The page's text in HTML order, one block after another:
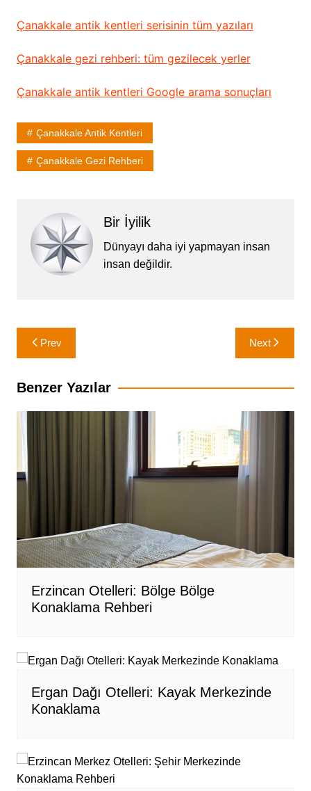
Çanakkale antik kentleri serisinin tüm yazıları
Çanakkale gezi rehberi: tüm gezilecek yerler
Çanakkale antik kentleri Google arama sonuçları
Çanakkale Antik Kentleri
Çanakkale Gezi Rehberi
Bir İyilik
Dünyayı daha iyi yapmayan insan
insan değildir.
Yazı
gezinmesi
Prev Next
Benzer Yazılar
Erzincan Otelleri: Bölge Bölge
Konaklama Rehberi
Ergan Dağı Otelleri: Kayak Merkezinde
Konaklama